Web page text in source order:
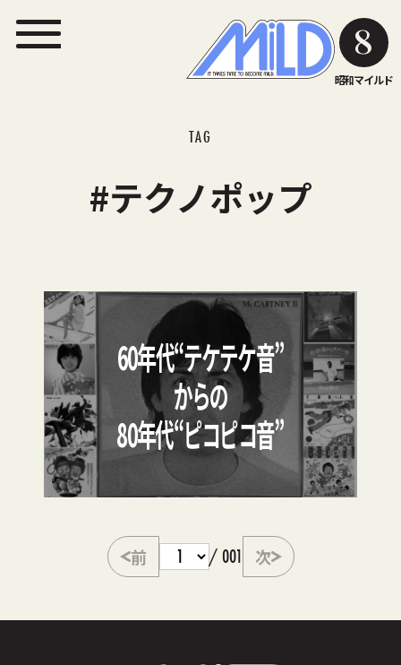
8
昭和マイルド
TAG
#テクノポップ
60年代“テケテケ音”
からの
80年代“ピコピコ音”
前 / 001 次